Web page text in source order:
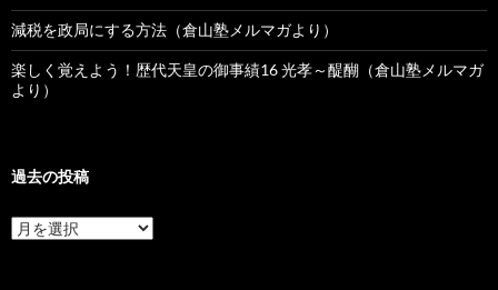
減税を政局にする方法（倉山塾メルマガより）
楽しく覚えよう！歴代天皇の御事績16 光孝～醍醐（倉山塾メルマガ
より）
過去の投稿
過
去